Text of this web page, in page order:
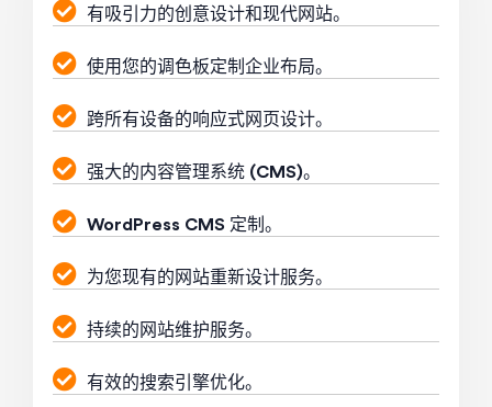
有吸引力的创意设计和现代网站。
使用您的调色板定制企业布局。
跨所有设备的响应式网页设计。
强大的内容管理系统 (CMS)。
WordPress CMS 定制。
为您现有的网站重新设计服务。
持续的网站维护服务。
有效的搜索引擎优化。